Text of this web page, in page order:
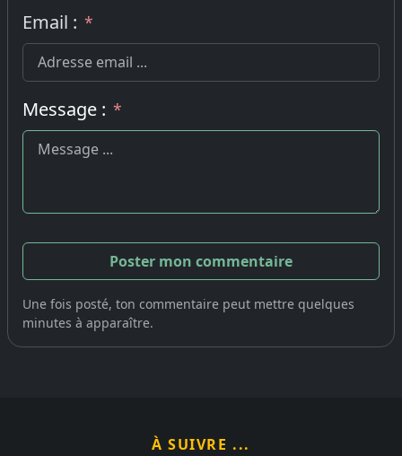
Email : *
Message : *
Une fois posté, ton commentaire peut mettre quelques
minutes à apparaître.
À SUIVRE ...